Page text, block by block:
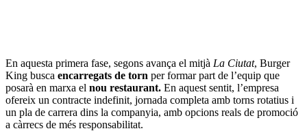
En aquesta primera fase, segons avança el mitjà La Ciutat, Burger
King busca encarregats de torn per formar part de l’equip que
posarà en marxa el nou restaurant. En aquest sentit, l’empresa
ofereix un contracte indefinit, jornada completa amb torns rotatius i
un pla de carrera dins la companyia, amb opcions reals de promoció
a càrrecs de més responsabilitat.